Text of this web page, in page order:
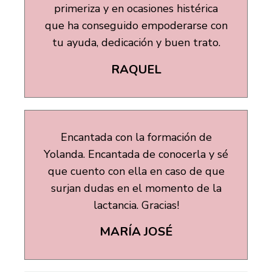
primeriza y en ocasiones histérica
que ha conseguido empoderarse con
tu ayuda, dedicación y buen trato.
RAQUEL
Encantada con la formación de
Yolanda. Encantada de conocerla y sé
que cuento con ella en caso de que
surjan dudas en el momento de la
lactancia. Gracias!
MARÍA JOSÉ